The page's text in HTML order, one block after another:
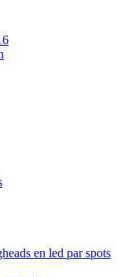
en led par spots